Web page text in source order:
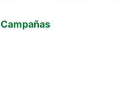
Campañas